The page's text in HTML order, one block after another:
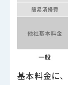
基本料金に